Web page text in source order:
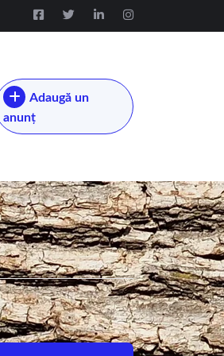
Adaugă un
anunț